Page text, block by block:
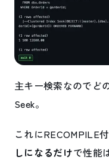
主キー検索なのでど
Seek。
これにRECOMPILE
しになるだけで性能